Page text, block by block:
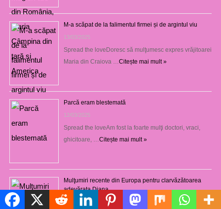
M-a scăpat de la falimentul firmei și de argintul viu
13/03/2025
Spread the loveDoresc să mulţumesc expres vrăjitoarei
Maria din Craiova …Citește mai mult »
Parcă eram blestemată
12/03/2025
Spread the loveAm fost la foarte mulţi doctori, vraci,
ghicitoare, …Citește mai mult »
Mulţumiri recente din Europa pentru clarvăzătoarea
adevărata Diana
29/01/2021 Politică de cookie-uri